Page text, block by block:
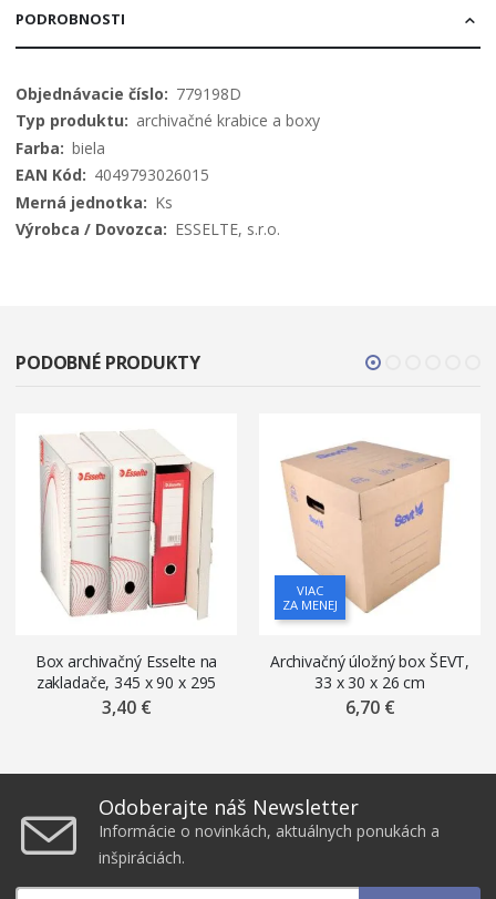
PODROBNOSTI
Viac
informácií
779198D
archivačné krabice a boxy
biela
4049793026015
Ks
ESSELTE, s.r.o.
PODOBNÉ PRODUKTY
Box archivačný Esselte na
zakladače, 345 x 90 x 295
mm, biela
3,40 €
VIAC
ZA MENEJ
Archivačný úložný box ŠEVT,
33 x 30 x 26 cm
6,70 €
Odoberajte náš Newsletter
Informácie o novinkách, aktuálnych ponukách a
inšpiráciách.